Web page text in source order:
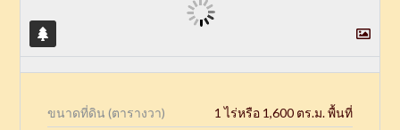
ขนาดที่ดิน (ตารางวา)
1 ไร่หรือ 1,600 ตร.ม. พื้นที่